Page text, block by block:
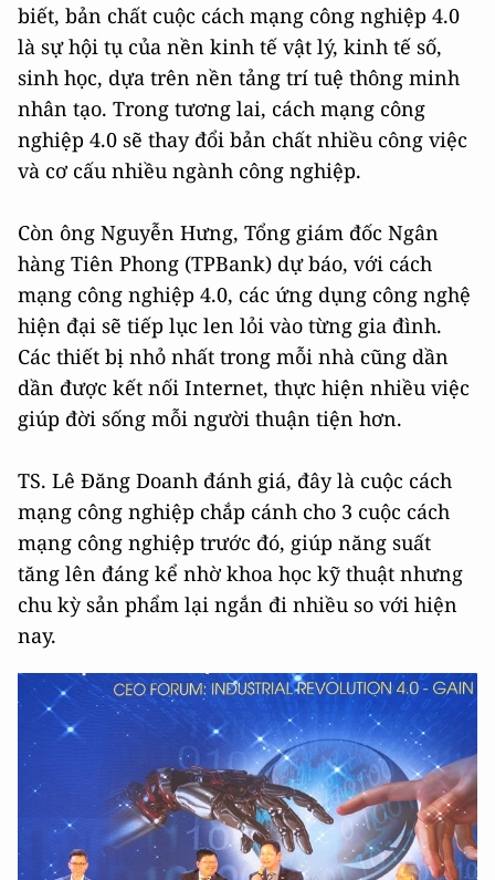
biết, bản chất cuộc cách mạng công nghiệp 4.0
là sự hội tụ của nền kinh tế vật lý, kinh tế số,
sinh học, dựa trên nền tảng trí tuệ thông minh
nhân tạo. Trong tương lai, cách mạng công
nghiệp 4.0 sẽ thay đổi bản chất nhiều công việc
và cơ cấu nhiều ngành công nghiệp.
Còn ông Nguyễn Hưng, Tổng giám đốc Ngân
hàng Tiên Phong (TPBank) dự báo, với cách
mạng công nghiệp 4.0, các ứng dụng công nghệ
hiện đại sẽ tiếp lục len lỏi vào từng gia đình.
Các thiết bị nhỏ nhất trong mỗi nhà cũng dần
dần được kết nối Internet, thực hiện nhiều việc
giúp đời sống mỗi người thuận tiện hơn.
TS. Lê Đăng Doanh đánh giá, đây là cuộc cách
mạng công nghiệp chắp cánh cho 3 cuộc cách
mạng công nghiệp trước đó, giúp năng suất
tăng lên đáng kể nhờ khoa học kỹ thuật nhưng
chu kỳ sản phẩm lại ngắn đi nhiều so với hiện
nay.